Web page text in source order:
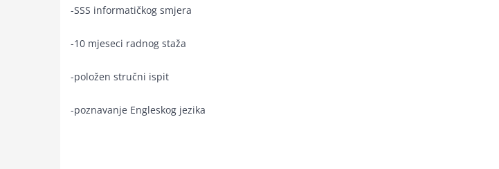
-SSS informatičkog smjera
-10 mjeseci radnog staža
-položen stručni ispit
-poznavanje Engleskog jezika